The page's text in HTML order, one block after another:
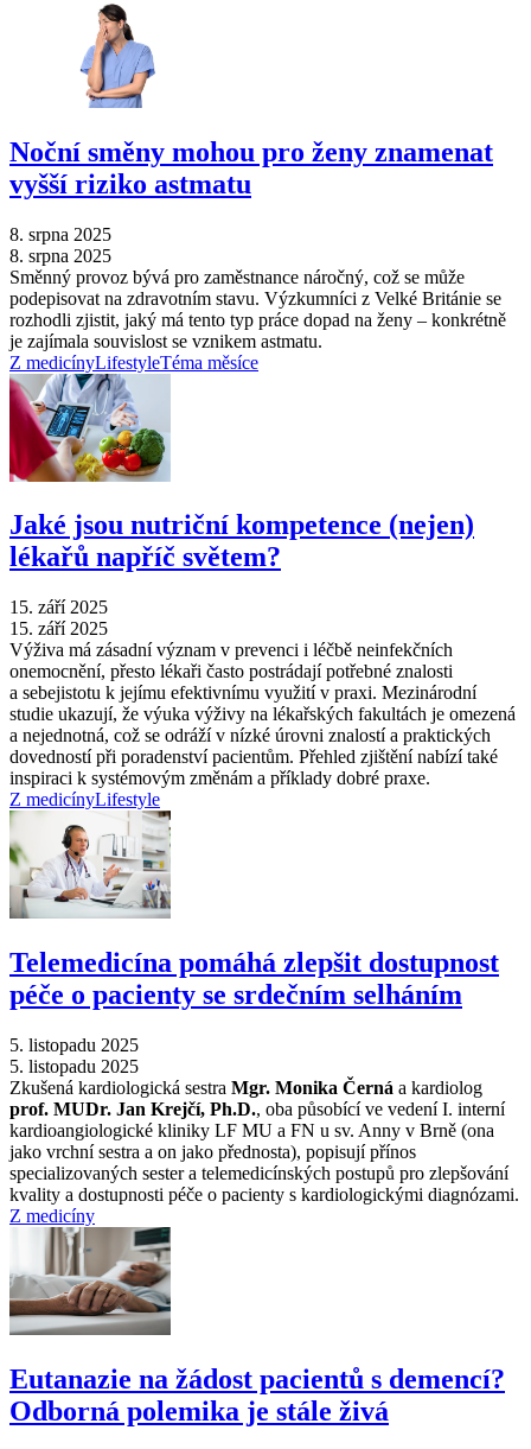
Noční směny mohou pro ženy znamenat
vyšší riziko astmatu
8. srpna 2025
8. srpna 2025
Směnný provoz bývá pro zaměstnance náročný, což se může
podepisovat na zdravotním stavu. Výzkumníci z Velké Británie se
rozhodli zjistit, jaký má tento typ práce dopad na ženy –⁠ konkrétně
je zajímala souvislost se vznikem astmatu.
Z medicínyLifestyleTéma měsíce
Jaké jsou nutriční kompetence (nejen)
lékařů napříč světem?
15. září 2025
15. září 2025
Výživa má zásadní význam v prevenci i léčbě neinfekčních
onemocnění, přesto lékaři často postrádají potřebné znalosti
a sebejistotu k jejímu efektivnímu využití v praxi. Mezinárodní
studie ukazují, že výuka výživy na lékařských fakultách je omezená
a nejednotná, což se odráží v nízké úrovni znalostí a praktických
dovedností při poradenství pacientům. Přehled zjištění nabízí také
inspiraci k systémovým změnám a příklady dobré praxe.
Z medicínyLifestyle
Telemedicína pomáhá zlepšit dostupnost
péče o pacienty se srdečním selháním
5. listopadu 2025
5. listopadu 2025
Zkušená kardiologická sestra Mgr. Monika Černá a kardiolog
prof. MUDr. Jan Krejčí, Ph.D., oba působící ve vedení I. interní
kardioangiologické kliniky LF MU a FN u sv. Anny v Brně (ona
jako vrchní sestra a on jako přednosta), popisují přínos
specializovaných sester a telemedicínských postupů pro zlepšování
kvality a dostupnosti péče o pacienty s kardiologickými diagnózami.
Z medicíny
Eutanazie na žádost pacientů s demencí?
Odborná polemika je stále živá